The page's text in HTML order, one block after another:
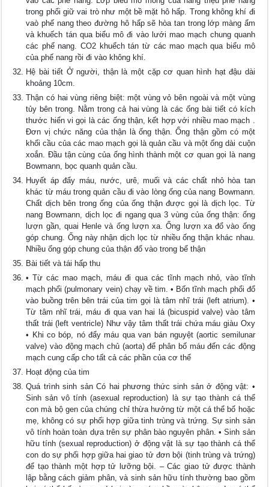
trong phổi giữ vai trò như một bề mặt hô hấp. Trong không khí đi
vaò phế nang theo đường hô hấp sẽ hòa tan trong lớp màng ẩm
và khuếch tán qua biểu mô đi vào lưới mao mạch chung quanh
các phế nang. CO2 khuếch tán từ các mao mạch qua biểu mô
của phế nang rồi đi vào không khí.
Hệ bài tiết Ở người, thận là một cặp cơ quan hình hạt đậu dài
khoảng 10cm.
Thận có hai vùng riêng biệt: một vùng vỏ bên ngoài và một vùng
tủy bên trong. Nằm trong cả hai vùng là các ống bài tiết có kích
thước hiển vi gọi là các ống thận, kết hợp với nhiều mao mạch .
Ðơn vị chức năng của thận là ống thận. Ống thận gồm có một
khối cầu của các mao mạch gọi là quản cầu và một ống dài cuộn
xoắn. Ðầu tận cùng của ống hình thành một cơ quan gọi là nang
Bowmann, bọc quanh quản cầu.
Huyết áp đẩy máu, nước, urê, muối và các chất nhỏ hòa tan
khác từ máu trong quản cầu đi vào lòng ống của nang Bowmann.
Chất dịch bên trong ống của ống thận được gọi là dịch lọc. Từ
nang Bowmann, dịch lọc đi ngang qua 3 vùng của ống thận: ống
lượn gần, quai Henle và ống lượn xa. Ống lượn xa đổ vào ống
góp chung. Ống này nhận dịch lọc từ nhiều ống thận khác nhau.
Nhiều ống góp chung của thận đổ vào trong bể thận
Bài tiết và tái hấp thu
• Từ các mao mạch, máu đi qua các tĩnh mạch nhỏ, vào tĩnh
mạch phổi (pulmonary vein) chạy về tim. • Bốn tĩnh mạch phổi đổ
vào buồng trên bên trái của tim gọi là tâm nhĩ trái (left atrium). •
Từ tâm nhĩ trái, máu đi qua van hai lá (bicuspid valve) vào tâm
thất trái (left ventricle) Như vậy tâm thất trái chứa máu giàu Oxy
• Khi co bóp, nó đẩy máu qua van bán nguyệt (aortic semilunar
valve) vào động mạch chủ (aorta) để phân bố máu đến các động
mạch cung cấp cho tất cả các phần của cơ thể
Hoạt động của tim
Quá trình sinh sản Có hai phương thức sinh sản ở động vật: •
Sinh sản vô tính (asexual reproduction) là sự tạo thành cá thể
con mà bộ gen của chúng chỉ thừa hưởng từ một cá thể bố hoặc
mẹ, không có sự phối hợp giữa tinh trùng và trứng. Sự sinh sản
vô tính hoàn toàn dựa trên sự phân bào nguyên phân. • Sinh sản
hữu tính (sexual reproduction) ở động vật là sự tạo thành cá thể
con do sự phối hợp giữa hai giao tử đơn bội (tinh trùng và trứng)
để tạo thành một hợp tử lưỡng bội. – Các giao tử được thành
lập bằng cách giảm phân, và sinh sản hữu tính thường bao gồm